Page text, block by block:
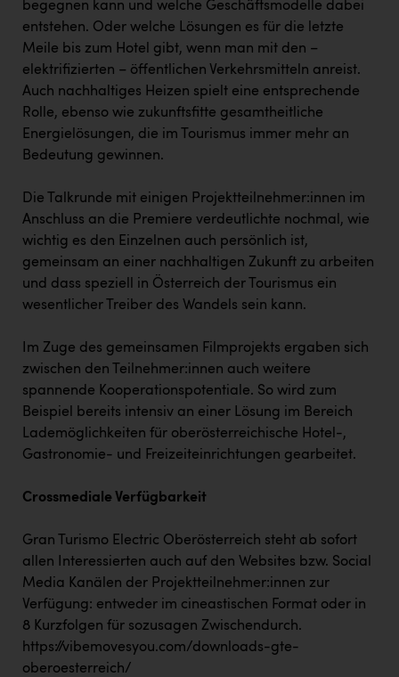
begegnen kann und welche Geschäftsmodelle dabei
entstehen. Oder welche Lösungen es für die letzte
Meile bis zum Hotel gibt, wenn man mit den –
elektrifizierten – öffentlichen Verkehrsmitteln anreist.
Auch nachhaltiges Heizen spielt eine entsprechende
Rolle, ebenso wie zukunftsfitte gesamtheitliche
Energielösungen, die im Tourismus immer mehr an
Bedeutung gewinnen.
Die Talkrunde mit einigen Projektteilnehmer:innen im
Anschluss an die Premiere verdeutlichte nochmal, wie
wichtig es den Einzelnen auch persönlich ist,
gemeinsam an einer nachhaltigen Zukunft zu arbeiten
und dass speziell in Österreich der Tourismus ein
wesentlicher Treiber des Wandels sein kann.
Im Zuge des gemeinsamen Filmprojekts ergaben sich
zwischen den Teilnehmer:innen auch weitere
spannende Kooperationspotentiale. So wird zum
Beispiel bereits intensiv an einer Lösung im Bereich
Lademöglichkeiten für oberösterreichische Hotel-,
Gastronomie- und Freizeiteinrichtungen gearbeitet.
Crossmediale Verfügbarkeit
Gran Turismo Electric Oberösterreich steht ab sofort
allen Interessierten auch auf den Websites bzw. Social
Media Kanälen der Projektteilnehmer:innen zur
Verfügung: entweder im cineastischen Format oder in
8 Kurzfolgen für sozusagen Zwischendurch.
https://vibemovesyou.com/downloads-gte-
oberoesterreich/